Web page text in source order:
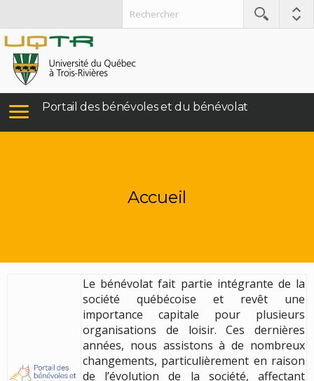
Portail des bénévoles et du bénévolat
Accueil
Le bénévolat fait partie intégrante de la
société québécoise et revêt une
importance capitale pour plusieurs
organisations de loisir. Ces dernières
années, nous assistons à de nombreux
changements, particulièrement en raison
de l’évolution de la société, affectant